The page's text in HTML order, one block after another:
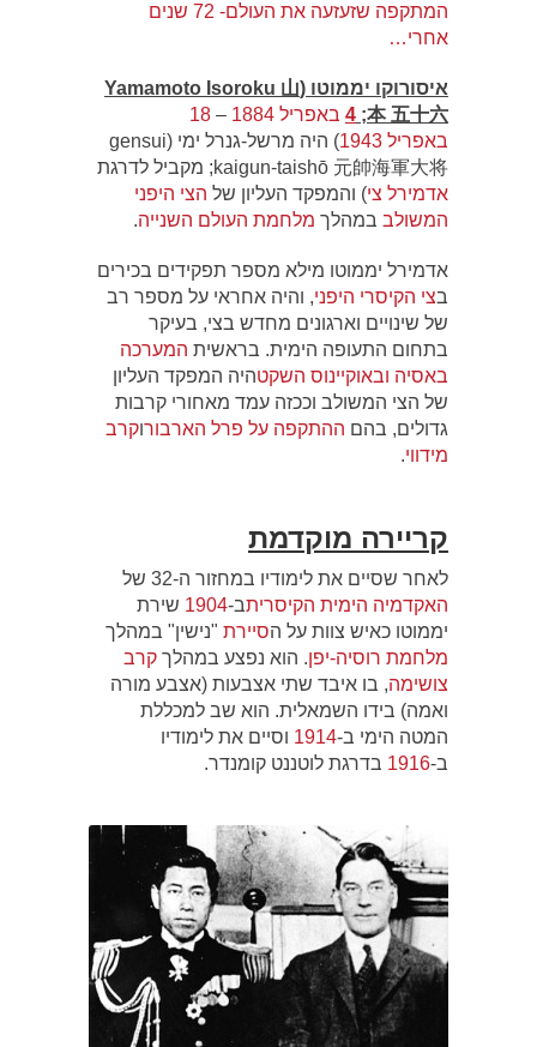
המתקפה שזעזעה את העולם- 72 שנים
אחרי…
איסורוקו יממוטו (Yamamoto Isoroku 山
本 五十六‏;
4 באפריל 1884
–
18
באפריל 1943
) היה מרשל-גנרל ימי (gensui
kaigun-taishō 元帥海軍大将‏; מקביל לדרגת
אדמירל צי) והמפקד העליון של הצי היפני
המשולב במהלך מלחמת העולם השנייה.
אדמירל יממוטו מילא מספר תפקידים בכירים
בצי הקיסרי היפני, והיה אחראי על מספר רב
של שינויים וארגונים מחדש בצי, בעיקר
בתחום התעופה הימית. בראשית המערכה
באסיה ובאוקיינוס השקטהיה המפקד העליון
של הצי המשולב וככזה עמד מאחורי קרבות
גדולים, בהם ההתקפה על פרל הארבורוקרב
מידווי.
קריירה מוקדמת
לאחר שסיים את לימודיו במחזור ה-32 של
האקדמיה הימית הקיסריתב-1904 ‏ שירת
יממוטו כאיש צוות על הסיירת "נישין" במהלך
מלחמת רוסיה-יפן. הוא נפצע במהלך קרב
צושימה, בו איבד שתי אצבעות (אצבע מורה
ואמה) בידו השמאלית. הוא שב למכללת
המטה הימי ב-1914 וסיים את לימודיו
ב-1916 בדרגת לוטננט קומנדר.